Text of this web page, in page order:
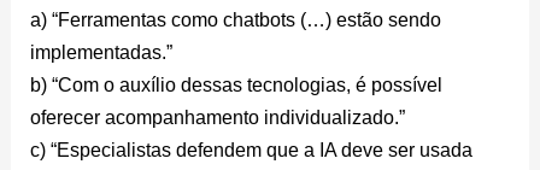
a) “Ferramentas como chatbots (…) estão sendo
implementadas.”
b) “Com o auxílio dessas tecnologias, é possível
oferecer acompanhamento individualizado.”
c) “Especialistas defendem que a IA deve ser usada